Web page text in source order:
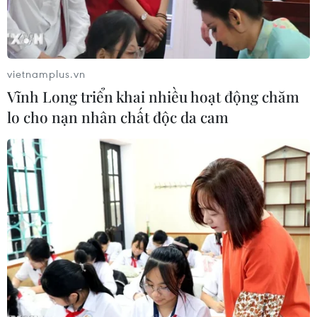
Binh sỹ Ukraine bắn lựu pháo bọc thép 2000 trong cuộc xung
đột với Nga gần Bahmut, vùng Donetsk. Ảnh: Reuters/TTXVN)
Reuters/AFP đưa tin một phái đoàn của Chính
phủ Ukraine ngày 3/6 đã đến Washington để
thảo luận về chủ đề hỗ trợ quân sự và các biện
pháp trừng phạt Nga, 1 ngày sau khi Kiev và
vietnamplus.vn
Vĩnh Long triển khai nhiều hoạt động chăm
lo cho nạn nhân chất độc da cam